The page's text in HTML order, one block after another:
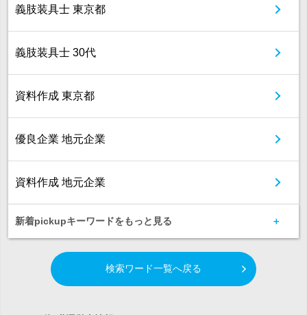
義肢装具士 東京都
義肢装具士 30代
資料作成 東京都
優良企業 地元企業
資料作成 地元企業
新着pickupキーワードをもっと見る
検索ワード一覧へ戻る